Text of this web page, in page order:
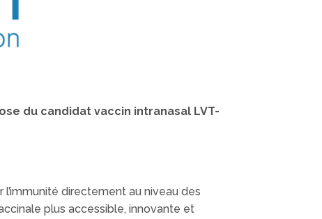
du candidat vaccin intranasal LVT-
directement au niveau des
plus accessible, innovante et